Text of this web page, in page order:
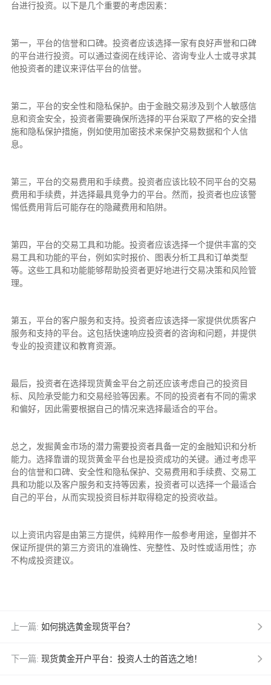
台进行投资。以下是几个重要的考虑因素：
第一，平台的信誉和口碑。投资者应该选择一家有良好声誉和口碑
的平台进行投资。可以通过查阅在线评论、咨询专业人士或寻求其
他投资者的建议来评估平台的信誉。
第二，平台的安全性和隐私保护。由于金融交易涉及到个人敏感信
息和资金安全，投资者需要确保所选择的平台采取了严格的安全措
施和隐私保护措施，例如使用加密技术来保护交易数据和个人信
息。
第三，平台的交易费用和手续费。投资者应该比较不同平台的交易
费用和手续费，并选择最具竞争力的平台。然而，投资者也应该警
惕低费用背后可能存在的隐藏费用和陷阱。
第四，平台的交易工具和功能。投资者应该选择一个提供丰富的交
易工具和功能的平台，例如实时报价、图表分析工具和订单类型
等。这些工具和功能能够帮助投资者更好地进行交易决策和风险管
理。
第五，平台的客户服务和支持。投资者应该选择一家提供优质客户
服务和支持的平台。这包括快速响应投资者的咨询和问题，并提供
专业的投资建议和教育资源。
最后，投资者在选择现货黄金平台之前还应该考虑自己的投资目
标、风险承受能力和交易经验等因素。不同的投资者有不同的需求
和偏好，因此需要根据自己的情况来选择最适合的平台。
总之，发掘黄金市场的潜力需要投资者具备一定的金融知识和分析
能力。选择靠谱的现货黄金平台也是投资成功的关键。通过考虑平
台的信誉和口碑、安全性和隐私保护、交易费用和手续费、交易工
具和功能以及客户服务和支持等因素，投资者可以选择一个最适合
自己的平台，从而实现投资目标并取得稳定的投资收益。
以上资讯内容是由第三方提供，纯粹用作一般参考用途，皇御并不
保证所提供的第三方资讯的准确性、完整性、及时性或适用性；亦
不构成投资建议。
上一篇: 如何挑选黄金现货平台？
下一篇: 现货黄金开户平台：投资人士的首选之地！